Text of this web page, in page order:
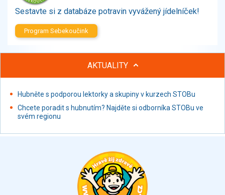
Studená kuchyně, lahůdkářské výrobky
Sestavte si z databáze potravin vyvážený jídelníček!
Program Sebekoučink
AKTUALITY
Hubněte s podporou lektorky a skupiny v kurzech STOBu
Chcete poradit s hubnutím? Najděte si odborníka STOBu ve
svém regionu